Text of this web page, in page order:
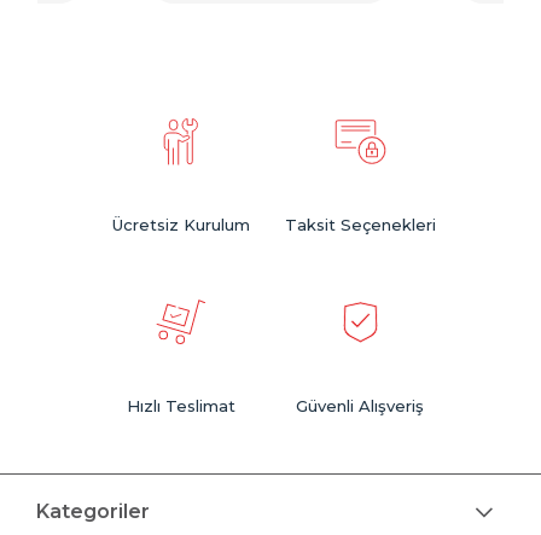
Ücretsiz Kurulum Taksit Seçenekleri
Hızlı Teslimat Güvenli Alışveriş
Kategoriler